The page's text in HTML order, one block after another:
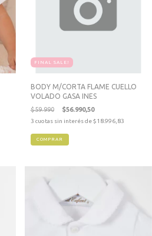
FINAL SALE!
BODY M/CORTA FLAME CUELLO
VOLADO GASA INES
$59.990 $56.990,50
3 cuotas sin interés de$18.996,83
COMPRAR